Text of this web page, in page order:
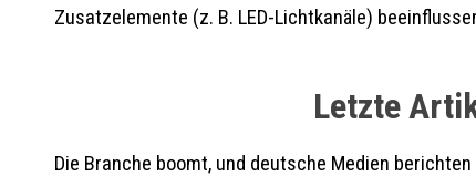
Zusatzelemente (z. B. LED-Lichtkanäle)
Letzte
Die Branche boomt, und deutsche Medien